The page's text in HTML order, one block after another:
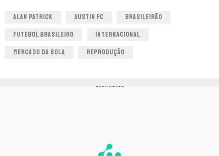
ALAN PATRICK AUSTIN FC BRASILEIRÃO
FUTEBOL BRASILEIRO INTERNACIONAL
MERCADO DA BOLA REPRODUÇÃO
PUBLICIDADE